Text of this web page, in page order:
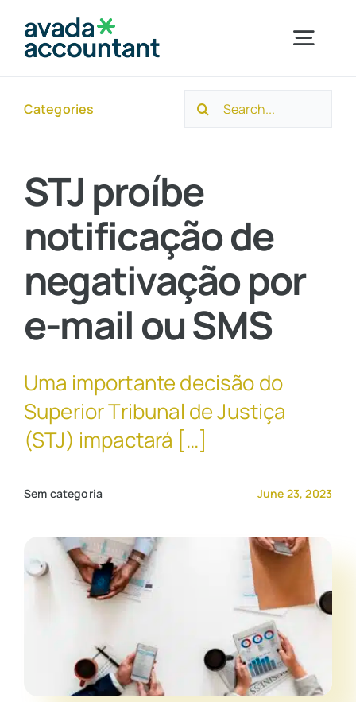
Home
Segmentos
Serviços
Novidades
Contato Comercial
Categories
Search
STJ proíbe
notificação de
negativação por
e-mail ou SMS
Uma importante decisão do
Superior Tribunal de Justiça
(STJ) impactará […]
Sem categoria June 23, 2023